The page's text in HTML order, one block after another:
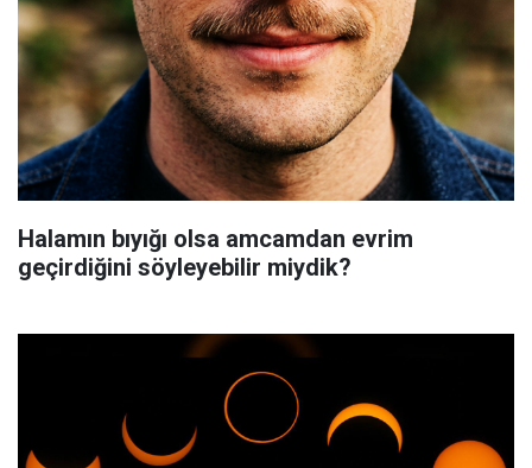
Halamın bıyığı olsa amcamdan evrim
geçirdiğini söyleyebilir miydik?